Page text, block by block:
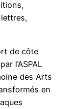
de côte
l’ASPAL
des Arts
en